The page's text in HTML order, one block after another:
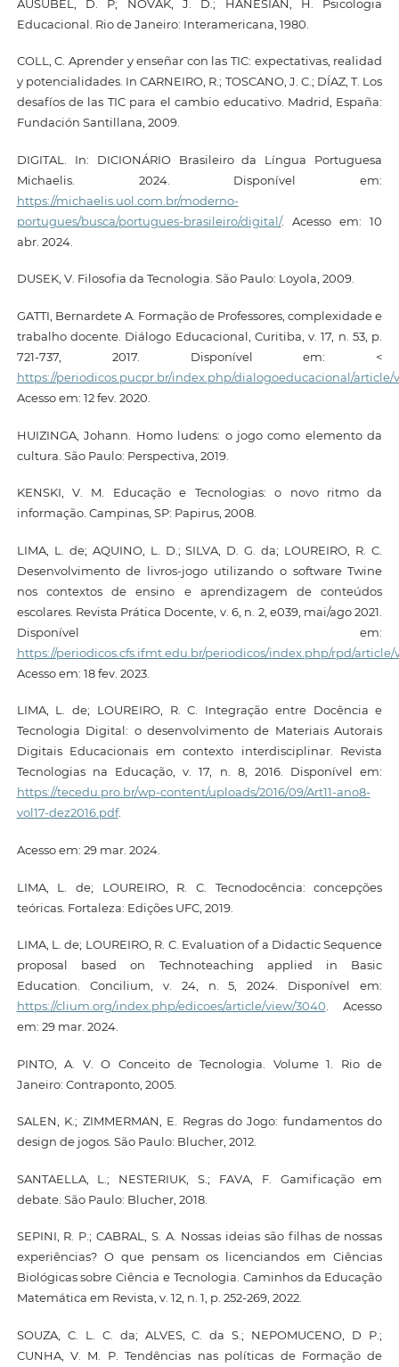
AUSUBEL, D. P; NOVAK, J. D.; HANESIAN, H. Psicologia
Educacional. Rio de Janeiro: Interamericana, 1980.
COLL, C. Aprender y enseñar con las TIC: expectativas, realidad
y potencialidades. In CARNEIRO, R.; TOSCANO, J. C.; DÍAZ, T. Los
desafíos de las TIC para el cambio educativo. Madrid, España:
Fundación Santillana, 2009.
DIGITAL. In: DICIONÁRIO Brasileiro da Língua Portuguesa
Michaelis. 2024. Disponível em:
https://michaelis.uol.com.br/moderno-
portugues/busca/portugues-brasileiro/digital/. Acesso em: 10
abr. 2024.
DUSEK, V. Filosofia da Tecnologia. São Paulo: Loyola, 2009.
GATTI, Bernardete A. Formação de Professores, complexidade e
trabalho docente. Diálogo Educacional, Curitiba, v. 17, n. 53, p.
721-737, 2017. Disponível em: <
https://periodicos.pucpr.br/index.php/dialogoeducacional/article/
Acesso em: 12 fev. 2020.
HUIZINGA, Johann. Homo ludens: o jogo como elemento da
cultura. São Paulo: Perspectiva, 2019.
KENSKI, V. M. Educação e Tecnologias: o novo ritmo da
informação. Campinas, SP: Papirus, 2008.
LIMA, L. de; AQUINO, L. D.; SILVA, D. G. da; LOUREIRO, R. C.
Desenvolvimento de livros-jogo utilizando o software Twine
nos contextos de ensino e aprendizagem de conteúdos
escolares. Revista Prática Docente, v. 6, n. 2, e039, mai/ago 2021.
Disponível em:
https://periodicos.cfs.ifmt.edu.br/periodicos/index.php/rpd/article/
Acesso em: 18 fev. 2023.
LIMA, L. de; LOUREIRO, R. C. Integração entre Docência e
Tecnologia Digital: o desenvolvimento de Materiais Autorais
Digitais Educacionais em contexto interdisciplinar. Revista
Tecnologias na Educação, v. 17, n. 8, 2016. Disponível em:
https://tecedu.pro.br/wp-content/uploads/2016/09/Art11-ano8-
vol17-dez2016.pdf.
Acesso em: 29 mar. 2024.
LIMA, L. de; LOUREIRO, R. C. Tecnodocência: concepções
teóricas. Fortaleza: Edições UFC, 2019.
LIMA, L. de; LOUREIRO, R. C. Evaluation of a Didactic Sequence
proposal based on Technoteaching applied in Basic
Education. Concilium, v. 24, n. 5, 2024. Disponível em:
https://clium.org/index.php/edicoes/article/view/3040 . Acesso
em: 29 mar. 2024.
PINTO, A. V. O Conceito de Tecnologia. Volume 1. Rio de
Janeiro: Contraponto, 2005.
SALEN, K.; ZIMMERMAN, E. Regras do Jogo: fundamentos do
design de jogos. São Paulo: Blucher, 2012.
SANTAELLA, L.; NESTERIUK, S.; FAVA, F. Gamificação em
debate. São Paulo: Blucher, 2018.
SEPINI, R. P.; CABRAL, S. A. Nossas ideias são filhas de nossas
experiências? O que pensam os licenciandos em Ciências
Biológicas sobre Ciência e Tecnologia. Caminhos da Educação
Matemática em Revista, v. 12, n. 1, p. 252-269, 2022.
SOUZA, C. L. C. da; ALVES, C. da S.; NEPOMUCENO, D P.;
CUNHA, V. M. P. Tendências nas políticas de Formação de